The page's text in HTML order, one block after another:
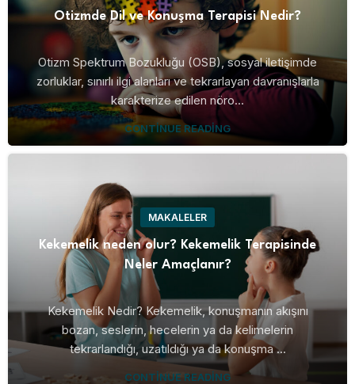
Otizmde Dil ve Konuşma Terapisi Nedir?
Otizm Spektrum Bozukluğu (OSB), sosyal iletişimde
zorluklar, sınırlı ilgi alanları ve tekrarlayan davranışlarla
karakterize edilen nöro...
CONTINUE READING
MAKALELER
Kekemelik neden olur? Kekemelik Terapisinde
Neler Amaçlanır?
Kekemelik Nedir? Kekemelik, konuşmanın akışını
bozan, seslerin, hecelerin ya da kelimelerin
tekrarlandığı, uzatıldığı ya da konuşma ...
CONTINUE READING